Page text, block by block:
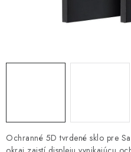
EXKLUZÍVNE ZNAČKY
PRÍSLUŠENSTVO K
Ochranné 5D tvrdené sklo pre